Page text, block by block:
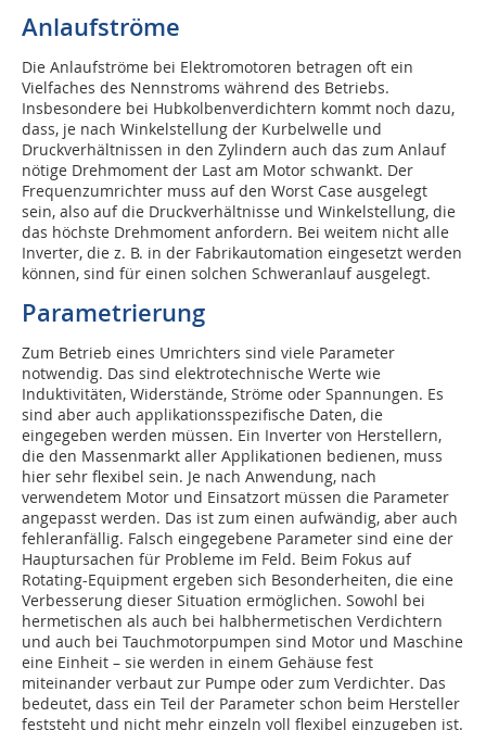
Anlaufströme
Die Anlaufströme bei Elektromotoren betragen oft ein
Vielfaches des Nennstroms während des Betriebs.
Insbesondere bei Hubkolbenverdichtern kommt noch dazu,
dass, je nach Winkelstellung der Kurbelwelle und
Druckverhältnissen in den Zylindern auch das zum Anlauf
nötige Drehmoment der Last am Motor schwankt. Der
Frequenzumrichter muss auf den Worst Case ausgelegt
sein, also auf die Druckverhältnisse und Winkelstellung, die
das höchste Drehmoment anfordern. Bei weitem nicht alle
Inverter, die z. B. in der Fabrikautomation eingesetzt werden
können, sind für einen solchen Schweranlauf ausgelegt.
Parametrierung
Zum Betrieb eines Umrichters sind viele Parameter
notwendig. Das sind elektrotechnische Werte wie
Induktivitäten, Widerstände, Ströme oder Spannungen. Es
sind aber auch applikationsspezifische Daten, die
eingegeben werden müssen. Ein Inverter von Herstellern,
die den Massenmarkt aller Applikationen bedienen, muss
hier sehr flexibel sein. Je nach Anwendung, nach
verwendetem Motor und Einsatzort müssen die Parameter
angepasst werden. Das ist zum einen aufwändig, aber auch
fehleranfällig. Falsch eingegebene Parameter sind eine der
Hauptursachen für Probleme im Feld. Beim Fokus auf
Rotating-Equipment ergeben sich Besonderheiten, die eine
Verbesserung dieser Situation ermöglichen. Sowohl bei
hermetischen als auch bei halbhermetischen Verdichtern
und auch bei Tauchmotorpumpen sind Motor und Maschine
eine Einheit – sie werden in einem Gehäuse fest
miteinander verbaut zur Pumpe oder zum Verdichter. Das
bedeutet, dass ein Teil der Parameter schon beim Hersteller
feststeht und nicht mehr einzeln voll flexibel einzugeben ist.